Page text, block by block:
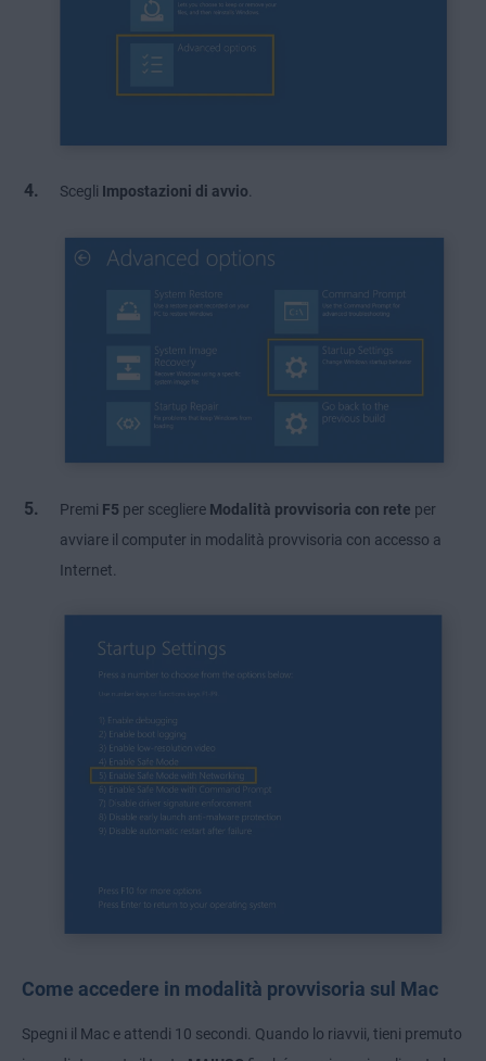
Scegli Impostazioni di avvio
Premi F5 per scegliere Modalità provvisoria con rete per
avviare il computer in modalità provvisoria con accesso a
Internet.
Come accedere in modalità provvisoria sul Mac
Spegni il Mac e attendi 10 secondi. Quando lo riavvii, tieni premuto